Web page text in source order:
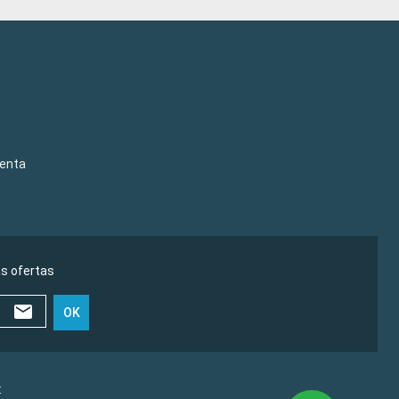
ofertas
OK